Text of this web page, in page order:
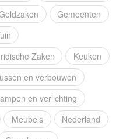
Gemeenten
Zaken
Keuken
en verbouwen
en verlichting
Meubels
Nederland